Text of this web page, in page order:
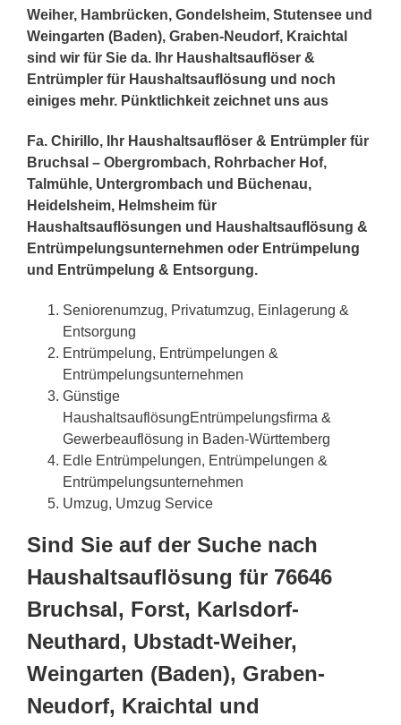
Weiher, Hambrücken, Gondelsheim, Stutensee und
Weingarten (Baden), Graben-Neudorf, Kraichtal
sind wir für Sie da. Ihr Haushaltsauflöser &
Entrümpler für Haushaltsauflösung und noch
einiges mehr. Pünktlichkeit zeichnet uns aus
Fa. Chirillo, Ihr Haushaltsauflöser & Entrümpler für
Bruchsal – Obergrombach, Rohrbacher Hof,
Talmühle, Untergrombach und Büchenau,
Heidelsheim, Helmsheim für
Haushaltsauflösungen und Haushaltsauflösung &
Entrümpelungsunternehmen oder Entrümpelung
und Entrümpelung & Entsorgung.
Seniorenumzug, Privatumzug, Einlagerung &
Entsorgung
Entrümpelung, Entrümpelungen &
Entrümpelungsunternehmen
Günstige
HaushaltsauflösungEntrümpelungsfirma &
Gewerbeauflösung in Baden-Württemberg
Edle Entrümpelungen, Entrümpelungen &
Entrümpelungsunternehmen
Umzug, Umzug Service
Sind Sie auf der Suche nach
Haushaltsauflösung für 76646
Bruchsal, Forst, Karlsdorf-
Neuthard, Ubstadt-Weiher,
Weingarten (Baden), Graben-
Neudorf, Kraichtal und